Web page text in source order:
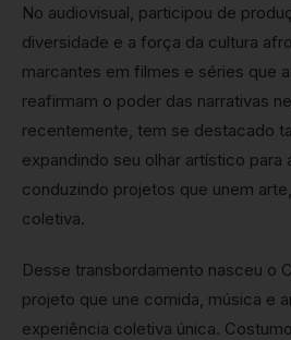
No audiovisual, participou de
diversidade e a força da cultura
marcantes em filmes e séries que
reafirmam o poder das narrativas
recentemente, tem se destacado
expandindo seu olhar artístico para
conduzindo projetos que unem
coletiva.
Desse transbordamento nasceu o
projeto que une comida, música e
experiência coletiva única.